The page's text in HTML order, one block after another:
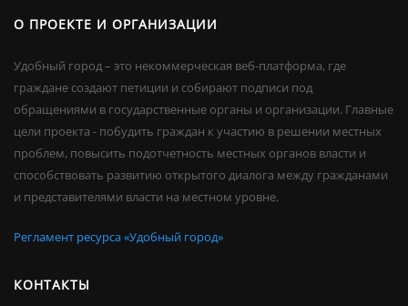
О ПРОЕКТЕ И ОРГАНИЗАЦИИ
Удобный город – это некоммерческая веб-платформа, где
граждане создают петиции и собирают подписи под
обращениями в государственные органы и организации. Главные
цели проекта - побудить граждан к участию в решении местных
проблем, повысить подотчетность местных органов власти и
способствовать развитию открытого диалога между гражданами
и представителями власти на местном уровне.
Регламент ресурса «Удобный город»
КОНТАКТЫ